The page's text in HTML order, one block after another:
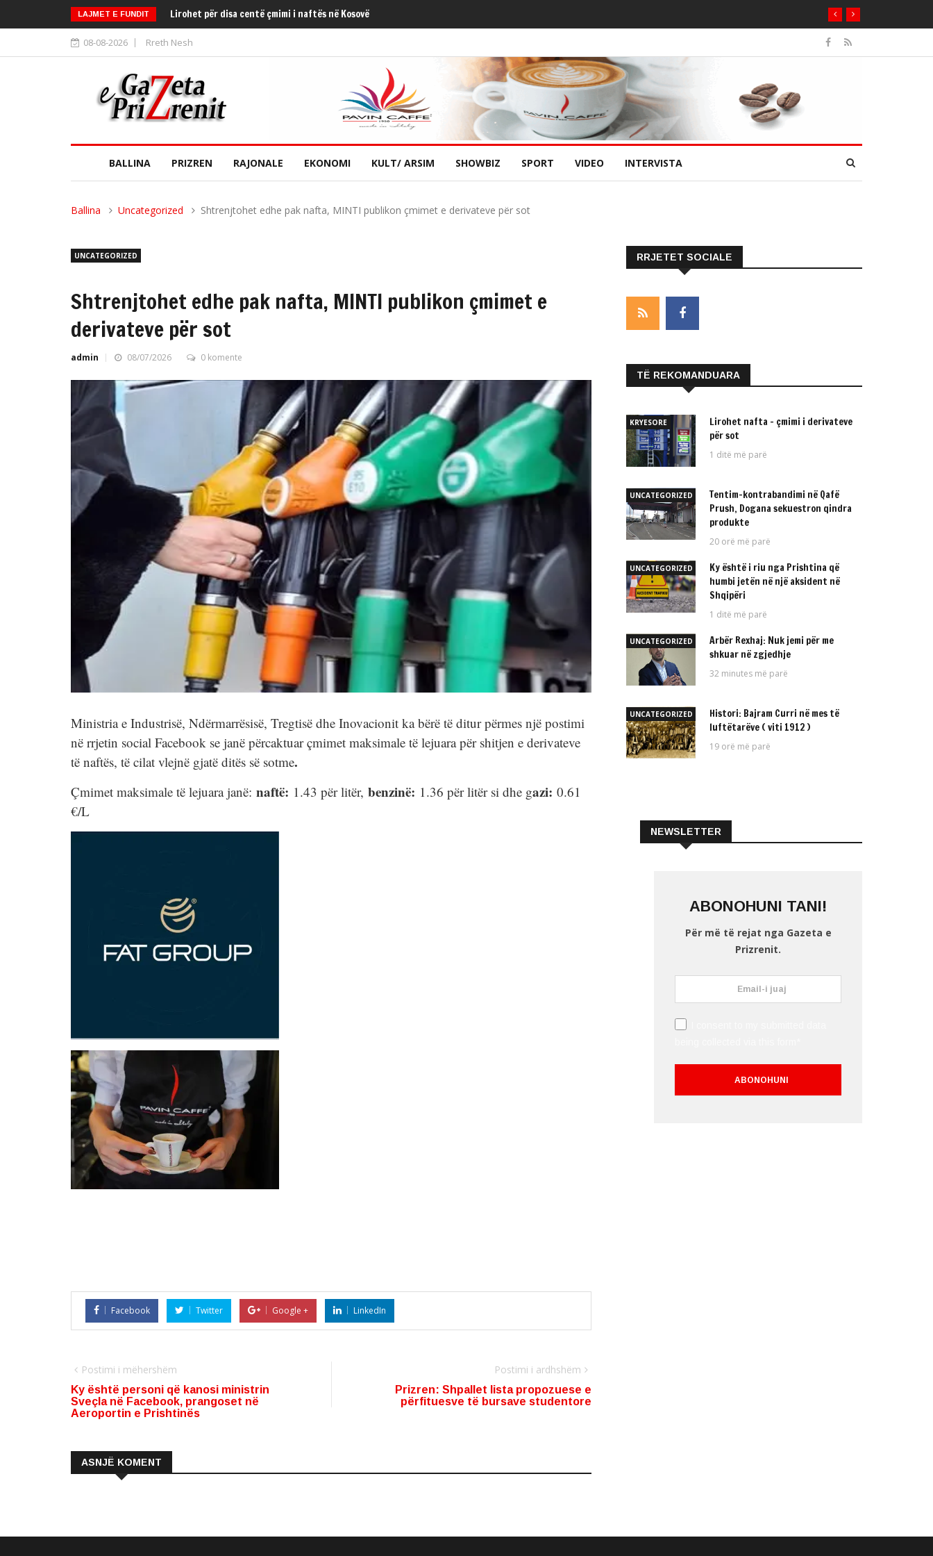
LAJMET E FUNDIT Lirohet për disa centë çmimi i naftës në Kosovë
08-08-2026 Rreth Nesh
BALLINA PRIZREN RAJONALE EKONOMI KULT/ ARSIM SHOWBIZ SPORT VIDEO INTERVISTA
Ballina Uncategorized Shtrenjtohet edhe pak nafta, MINTI publikon çmimet e derivateve për sot
UNCATEGORIZED
Shtrenjtohet edhe pak nafta, MINTI publikon çmimet e
derivateve për sot
admin 08/07/2026 0 komente
Ministria e Industrisë, Ndërmarrësisë, Tregtisë dhe Inovacionit ka bërë të ditur përmes një postimi
në rrjetin social Facebook se janë përcaktuar çmimet maksimale të lejuara për shitjen e derivateve
të naftës, të cilat vlejnë gjatë ditës së sotme.
Çmimet maksimale të lejuara janë: naftë: 1.43 për litër, benzinë: 1.36 për litër si dhe gazi: 0.61
€/L
Facebook Twitter Google + LinkedIn
Postimi i mëhershëm
Ky është personi që kanosi ministrin
Sveçla në Facebook, prangoset në
Aeroportin e Prishtinës
Postimi i ardhshëm
Prizren: Shpallet lista propozuese e
përfituesve të bursave studentore
ASNJË KOMENT
RRJETET SOCIALE
TË REKOMANDUARA
KRYESORE
Lirohet nafta – çmimi i derivateve
për sot
1 ditë më parë
UNCATEGORIZED
Tentim-kontrabandimi në Qafë
Prush, Dogana sekuestron qindra
produkte
20 orë më parë
UNCATEGORIZED
Ky është i riu nga Prishtina që
humbi jetën në një aksident në
Shqipëri
1 ditë më parë
UNCATEGORIZED
Arbër Rexhaj: Nuk jemi për me
shkuar në zgjedhje
32 minutes më parë
UNCATEGORIZED
Histori: Bajram Curri në mes të
luftëtarëve ( viti 1912 )
19 orë më parë
NEWSLETTER
ABONOHUNI TANI!
Për më të rejat nga Gazeta e
Prizrenit.